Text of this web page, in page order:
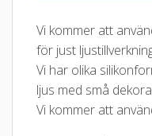
Vi kommer att
för just
Vi har olika
ljus med små
Vi kommer att